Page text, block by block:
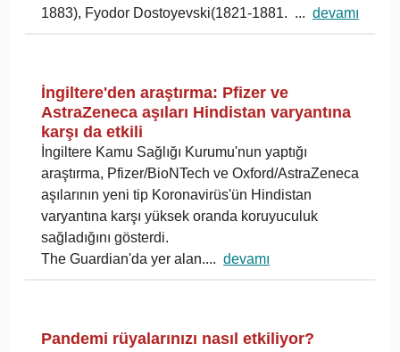
1883), Fyodor Dostoyevski(1821-1881. ... devamı
İngiltere'den araştırma: Pfizer ve
AstraZeneca aşıları Hindistan varyantına
karşı da etkili
İngiltere Kamu Sağlığı Kurumu'nun yaptığı
araştırma, Pfizer/BioNTech ve Oxford/AstraZeneca
aşılarının yeni tip Koronavirüs'ün Hindistan
varyantına karşı yüksek oranda koruyuculuk
sağladığını gösterdi.
The Guardian'da yer alan.... devamı
Pandemi rüyalarınızı nasıl etkiliyor?